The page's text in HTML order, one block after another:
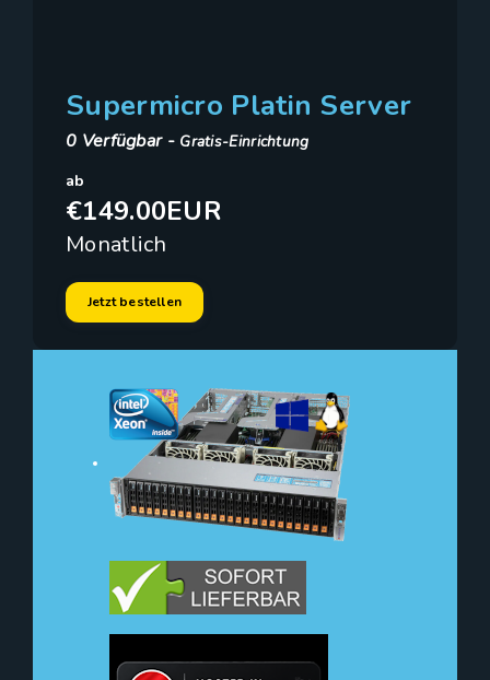
Supermicro Platin Server
0 Verfügbar - Gratis-Einrichtung
ab
€149.00EUR
Monatlich
Jetzt bestellen